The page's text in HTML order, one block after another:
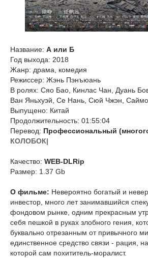
Название: А или Б
Год выхода: 2018
Жанр: драма, комедия
Режиссер: Жэнь Пэнъюань
В ролях: Сяо Бао, Кинлас Чан, Дуань
Ван Яньхуэй, Се Нань, Сюй Чжэн,
Выпущено: Китай
Продолжительность: 01:55:04
Перевод: Профессиональный
КОЛОБОК|
Качество: WEB-DLRip
Размер: 1.37 Gb
О фильме: Невероятно богатый и
инвестор, много лет занимавшийся
фондовом рынке, одним прекрасным
себя пешкой в руках злобного гения,
буквально отрезанным от привычного
единственное средство связи - рация,
которой сам похититель-моралист.